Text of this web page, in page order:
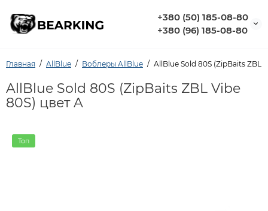
+380 (50) 185-08-80
+380 (96) 185-08-80
Главная AllBlue Воблеры AllBlue AllBlue Sold 80S (ZipBaits ZBL
AllBlue Sold 80S (ZipBaits ZBL Vibe
80S) цвет A
Топ